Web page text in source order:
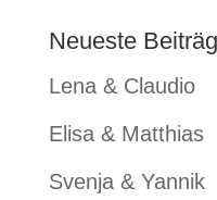
Neueste
Lena & Claudio
Elisa & Matthias
Svenja & Yannik